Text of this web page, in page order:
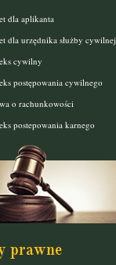
dla aplikanta
dla urzędnika służby cywilnej
cywilny
postępowania cywilnego
o rachunkowości
postepowania karnego
prawne